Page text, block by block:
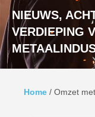
NIEUWS,
VERDIEPING
Home / Omzet